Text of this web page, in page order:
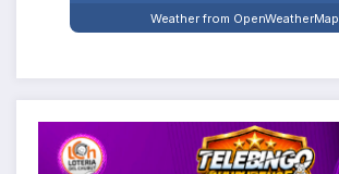
Weather from OpenWeatherMap